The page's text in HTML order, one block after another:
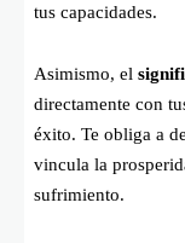
tus capacidades.
Asimismo, el
directamente con
éxito. Te obliga a
vincula la
sufrimiento.